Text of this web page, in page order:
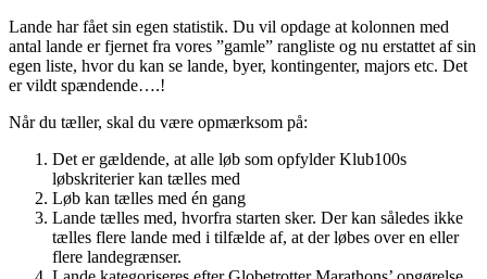
Lande har fået sin egen statistik. Du vil opdage at kolonnen med
antal lande er fjernet fra vores ”gamle” rangliste og nu erstattet af sin
egen liste, hvor du kan se lande, byer, kontingenter, majors etc. Det
er vildt spændende….!
Når du tæller, skal du være opmærksom på:
Det er gældende, at alle løb som opfylder Klub100s
løbskriterier kan tælles med
Løb kan tælles med én gang
Lande tælles med, hvorfra starten sker. Der kan således ikke
tælles flere lande med i tilfælde af, at der løbes over en eller
flere landegrænser.